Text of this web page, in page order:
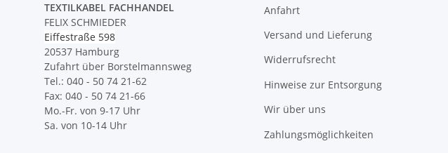
TEXTILKABEL FACHHANDEL
FELIX SCHMIEDER
Eiffestraße 598
20537 Hamburg
Zufahrt über Borstelmannsweg
Tel.: 040 - 50 74 21-62
Fax: 040 - 50 74 21-66
Mo.-Fr. von 9-17 Uhr
Sa. von 10-14 Uhr
Anfahrt
Versand und Lieferung
Widerrufsrecht
Hinweise zur Entsorgung
Wir über uns
Zahlungsmöglichkeiten